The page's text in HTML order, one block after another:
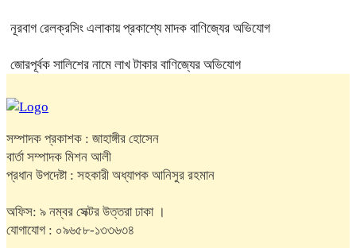
নূরবাগ রেলক্রসিং এলাকায় প্রকাশ্যে মাদক বাণিজ্যের অভিযোগ
জোরপূর্বক সালিশের নামে লাখ টাকার বাণিজ্যের অভিযোগ
সম্পাদক প্রকাশক : জাহাঙ্গীর হোসেন
বার্তা সম্পাদক মিশন আলী
প্রধান উপদেষ্টা : সহকারী অধ্যাপক আনিসুর রহমান
অফিস: ৯ নম্বর সেক্টর উত্তরা ঢাকা ।
যোগাযোগ : ০৯৬৫৮-১৩৩৬৩৪